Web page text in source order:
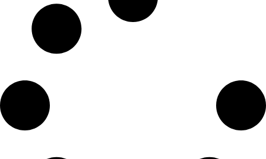
fourni aux états-Unis des informations tellement essentielles sur les
systèmes d’armement, l’aéronautique et les radars qu’il aura permis
d’influer le cours de la guerre froide et bien au-delà. S’appuyant sur des
documents jusqu’alors secrets et sur des entretiens avec des témoins,
Adolf Tolkatchev. Il peint également le dangereux travail des espions à
la CIA et au KGB. Passionnant, imprévisible, au rythme enlevé mais
extrêmement précis,
est un document
brillant doublé d’un formidable récit d’espionnage.